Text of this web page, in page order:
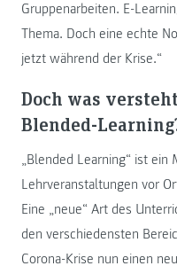
Gruppenarbeiten. E-
Thema. Doch eine echte
jetzt während der Krise.“
Doch was
Blended-
„Blended Learning“ ist
Lehrveranstaltungen vor
Eine „neue“ Art des
den verschiedensten
Corona-Krise nun einen